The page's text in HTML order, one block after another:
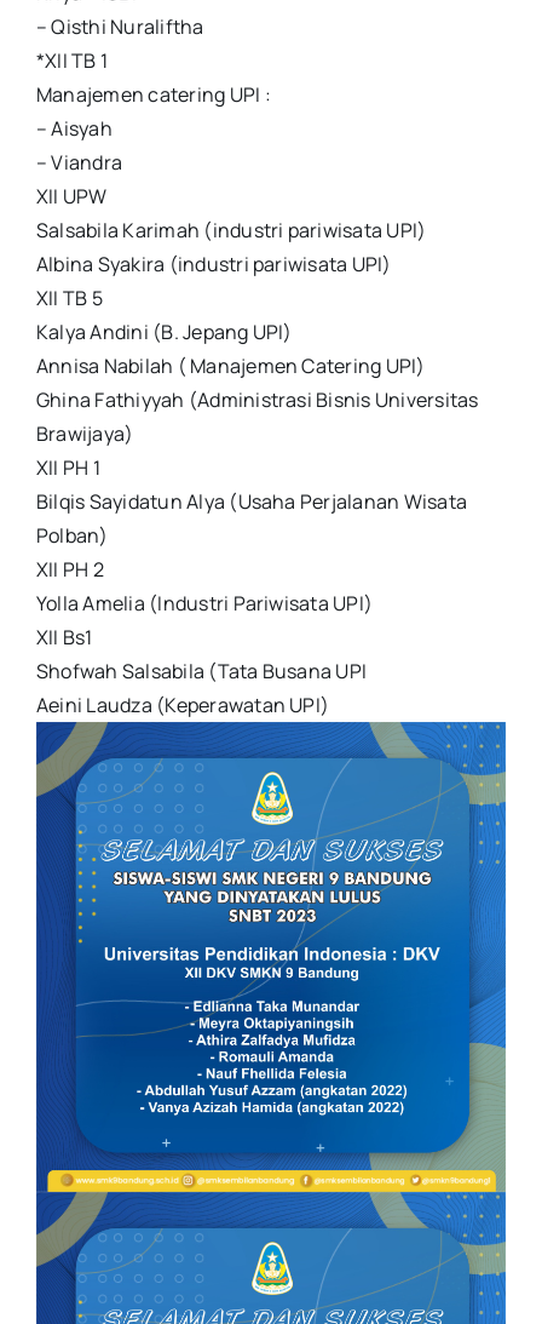
– Qisthi Nuraliftha
*XII TB 1
Manajemen catering UPI :
– Aisyah
– Viandra
XII UPW
Salsabila Karimah (industri pariwisata UPI)
Albina Syakira (industri pariwisata UPI)
XII TB 5
Kalya Andini (B. Jepang UPI)
Annisa Nabilah ( Manajemen Catering UPI)
Ghina Fathiyyah (Administrasi Bisnis Universitas
Brawijaya)
XII PH 1
Bilqis Sayidatun Alya (Usaha Perjalanan Wisata
Polban)
XII PH 2
Yolla Amelia (Industri Pariwisata UPI)
XII Bs1
Shofwah Salsabila (Tata Busana UPI
Aeini Laudza (Keperawatan UPI)